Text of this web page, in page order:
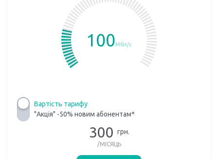
100Мбіт/с
Вартість тарифу
"Акція" -50% новим абонентам*
300 грн.
/МІСЯЦЬ